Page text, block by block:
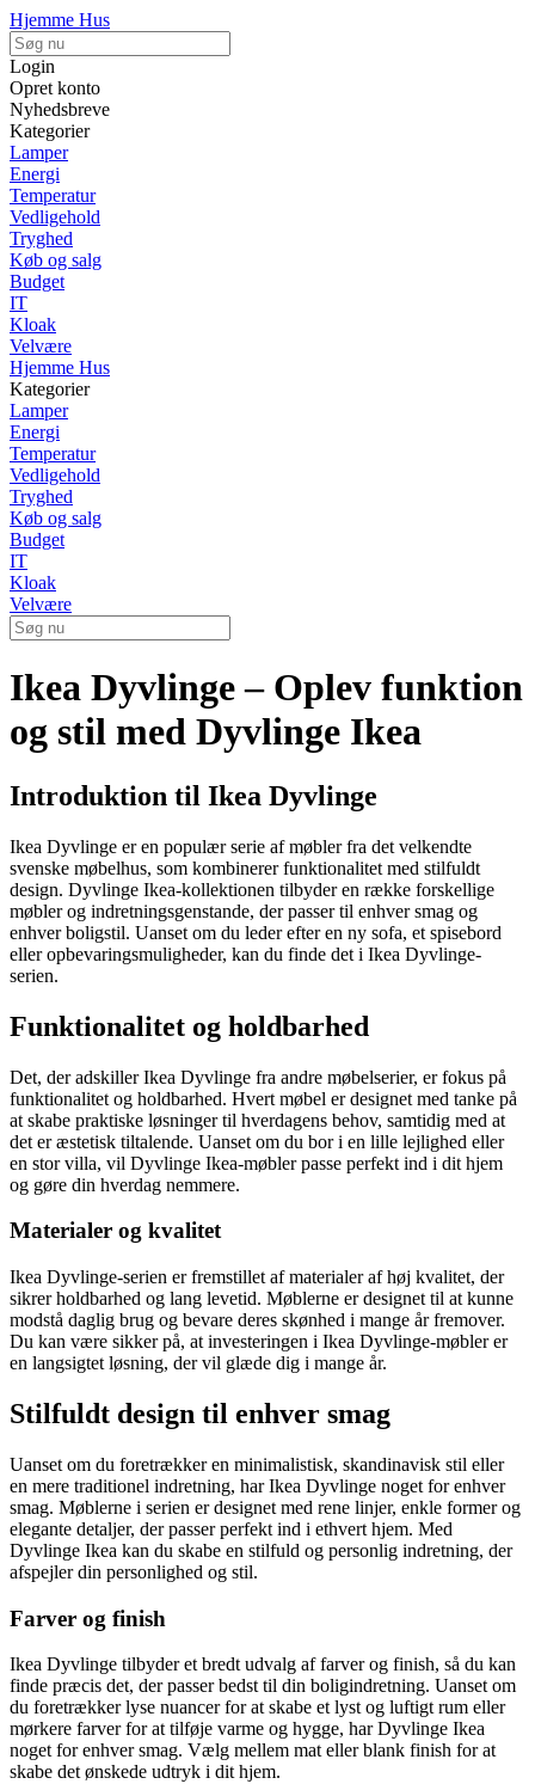
Hjemme Hus
Login
Opret konto
Nyhedsbreve
Kategorier
Lamper
Energi
Temperatur
Vedligehold
Tryghed
Køb og salg
Budget
IT
Kloak
Velvære
Hjemme Hus
Kategorier
Lamper
Energi
Temperatur
Vedligehold
Tryghed
Køb og salg
Budget
IT
Kloak
Velvære
Ikea Dyvlinge – Oplev funktion
og stil med Dyvlinge Ikea
Introduktion til Ikea Dyvlinge
Ikea Dyvlinge er en populær serie af møbler fra det velkendte
svenske møbelhus, som kombinerer funktionalitet med stilfuldt
design. Dyvlinge Ikea-kollektionen tilbyder en række forskellige
møbler og indretningsgenstande, der passer til enhver smag og
enhver boligstil. Uanset om du leder efter en ny sofa, et spisebord
eller opbevaringsmuligheder, kan du finde det i Ikea Dyvlinge-
serien.
Funktionalitet og holdbarhed
Det, der adskiller Ikea Dyvlinge fra andre møbelserier, er fokus på
funktionalitet og holdbarhed. Hvert møbel er designet med tanke på
at skabe praktiske løsninger til hverdagens behov, samtidig med at
det er æstetisk tiltalende. Uanset om du bor i en lille lejlighed eller
en stor villa, vil Dyvlinge Ikea-møbler passe perfekt ind i dit hjem
og gøre din hverdag nemmere.
Materialer og kvalitet
Ikea Dyvlinge-serien er fremstillet af materialer af høj kvalitet, der
sikrer holdbarhed og lang levetid. Møblerne er designet til at kunne
modstå daglig brug og bevare deres skønhed i mange år fremover.
Du kan være sikker på, at investeringen i Ikea Dyvlinge-møbler er
en langsigtet løsning, der vil glæde dig i mange år.
Stilfuldt design til enhver smag
Uanset om du foretrækker en minimalistisk, skandinavisk stil eller
en mere traditionel indretning, har Ikea Dyvlinge noget for enhver
smag. Møblerne i serien er designet med rene linjer, enkle former og
elegante detaljer, der passer perfekt ind i ethvert hjem. Med
Dyvlinge Ikea kan du skabe en stilfuld og personlig indretning, der
afspejler din personlighed og stil.
Farver og finish
Ikea Dyvlinge tilbyder et bredt udvalg af farver og finish, så du kan
finde præcis det, der passer bedst til din boligindretning. Uanset om
du foretrækker lyse nuancer for at skabe et lyst og luftigt rum eller
mørkere farver for at tilføje varme og hygge, har Dyvlinge Ikea
noget for enhver smag. Vælg mellem mat eller blank finish for at
skabe det ønskede udtryk i dit hjem.